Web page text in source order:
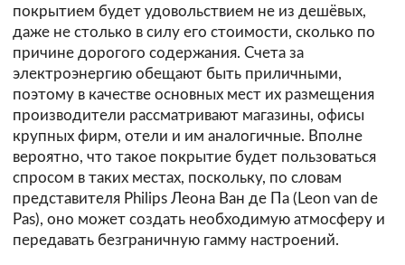
покрытием будет удовольствием не из дешёвых,
даже не столько в силу его стоимости, сколько по
причине дорогого содержания. Счета за
электроэнергию обещают быть приличными,
поэтому в качестве основных мест их размещения
производители рассматривают магазины, офисы
крупных фирм, отели и им аналогичные. Вполне
вероятно, что такое покрытие будет пользоваться
спросом в таких местах, поскольку, по словам
представителя Philips Леона Ван де Па (Leon van de
Pas), оно может создать необходимую атмосферу и
передавать безграничную гамму настроений.